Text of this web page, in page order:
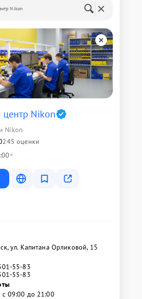
Nikon
Nikon
Nikon
245 оценки
ул. Капитана Орликовой, 15
55-83
55-83
с 09:00 до 21:00